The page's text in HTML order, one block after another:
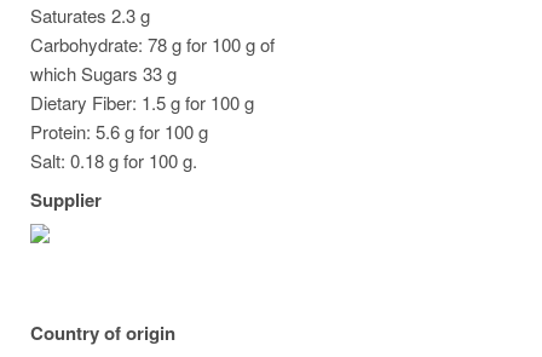
Saturates 2.3 g
Carbohydrate: 78 g for 100 g of
which Sugars 33 g
Dietary Fiber: 1.5 g for 100 g
Protein: 5.6 g for 100 g
Salt: 0.18 g for 100 g.
Supplier
Country of origin